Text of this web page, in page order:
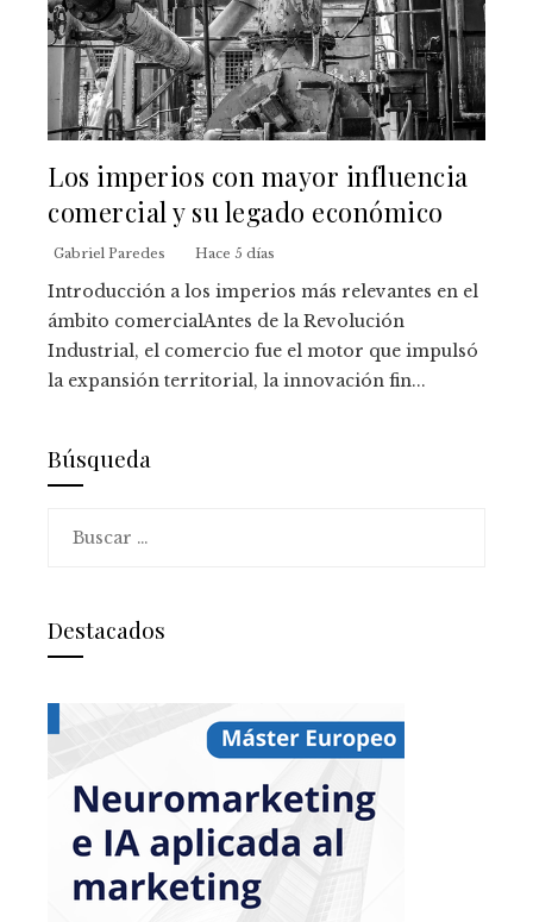
Los imperios con mayor influencia
comercial y su legado económico
Gabriel Paredes Hace 5 días
Introducción a los imperios más relevantes en el
ámbito comercialAntes de la Revolución
Industrial, el comercio fue el motor que impulsó
la expansión territorial, la innovación fin...
Búsqueda
Destacados